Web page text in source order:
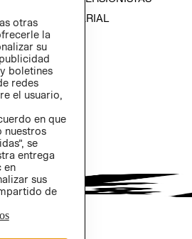
EMPRESARIAL
otras
la
su
boletines
redes
el usuario,
en que
nuestros
se
entrega
en
sus
de